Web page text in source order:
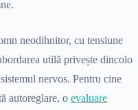
neodihnitor, cu tensiune
utilă privește dincolo
nervos. Pentru cine
autoreglare, o evaluare